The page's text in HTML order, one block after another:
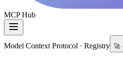
MCP Hub
Model Context Protocol · Registry 🚀